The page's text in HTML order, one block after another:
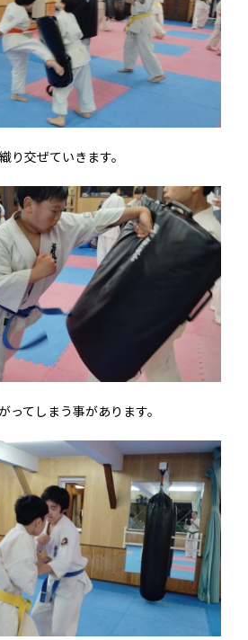
り交ぜていきます。
ってしまう事があります。